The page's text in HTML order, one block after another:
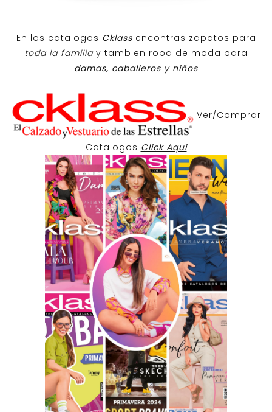
En los catalogos Cklass encontras zapatos para
toda la familiay tambien ropa de moda para
damas, caballeros y niños
Ver/Comprar
Catalogos Click Aqui